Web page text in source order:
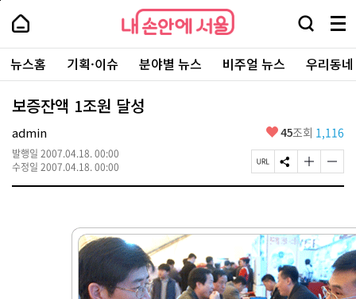
본
로
가
내
손
안
에
서
울
-
서
울
시
대
표
소
내
손
에
울
검
창
열
기
메
뉴
전
체
보
주
요
서
뉴스홈 기획·이슈 분야별 뉴스 비주얼 뉴스 우리동
보증잔액 1조원 달성
admin
발행일 2007.04.18. 00:00
수정일 2007.04.18. 00:00
좋
요
45조회 1,116
페
이
L
복
사
S
N
하
기
글
자
게
변
경
하
기
글
자
게
변
경
하
기
페
상
단
로